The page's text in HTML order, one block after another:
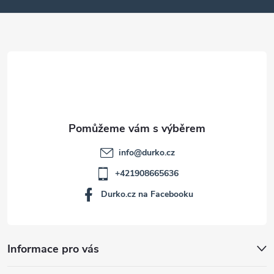
a
Informace pro vás
info@durko.cz
+421908665636
Durko.cz na Facebooku